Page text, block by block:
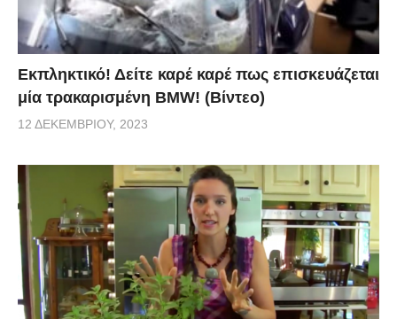
Εκπληκτικό! Δείτε καρέ καρέ πως επισκευάζεται
μία τρακαρισμένη BMW! (Βίντεο)
12 ΔΕΚΕΜΒΡΊΟΥ, 2023